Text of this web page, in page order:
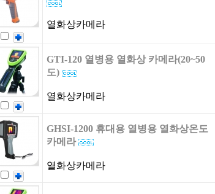
열화상카메라
GTI-120 열병용 열화상 카메라(20~50
도)
열화상카메라
GHSI-1200 휴대용 열병용 열화상온도
카메라
열화상카메라